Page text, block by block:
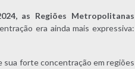
as Regiões Metropolitanas
era ainda mais expressiva:
sua forte concentração em regiões